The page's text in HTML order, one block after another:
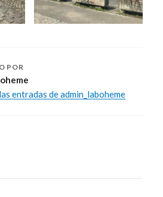
POR
entradas de admin_laboheme